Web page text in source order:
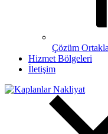
Çözüm
Hizmet Bölgeleri
İletişim